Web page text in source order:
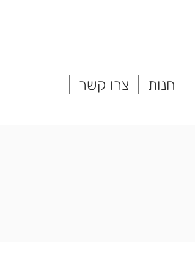
חנות צרו קשר